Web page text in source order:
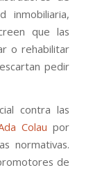
que las
o rehabilitar
pedir
contra las
Colau por
normativas.
de